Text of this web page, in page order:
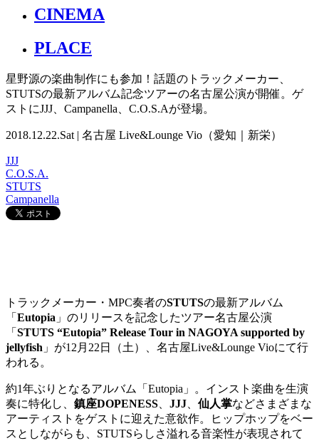
CINEMA
PLACE
星野源の楽曲制作にも参加！話題のトラックメーカー、
STUTSの最新アルバム記念ツアーの名古屋公演が開催。ゲ
ストにJJJ、Campanella、C.O.S.Aが登場。
2018.12.22.Sat | 名古屋 Live&Lounge Vio（愛知｜新栄）
JJJ
C.O.S.A.
STUTS
Campanella
トラックメーカー・MPC奏者のSTUTSの最新アルバム
「 Eutopia 」のリリースを記念したツアー名古屋公演
「 STUTS “Eutopia” Release Tour in NAGOYA supported by
jellyfish 」が12月22日（土）、名古屋Live&Lounge Vioにて行
われる。
約1年ぶりとなるアルバム「Eutopia」。インスト楽曲を生演
奏に特化し、 鎮座DOPENESS JJJ 仙人掌などさまざまな
アーティストをゲストに迎えた意欲作。ヒップホップをベー
スとしながらも、STUTSらしさ溢れる音楽性が表現されて